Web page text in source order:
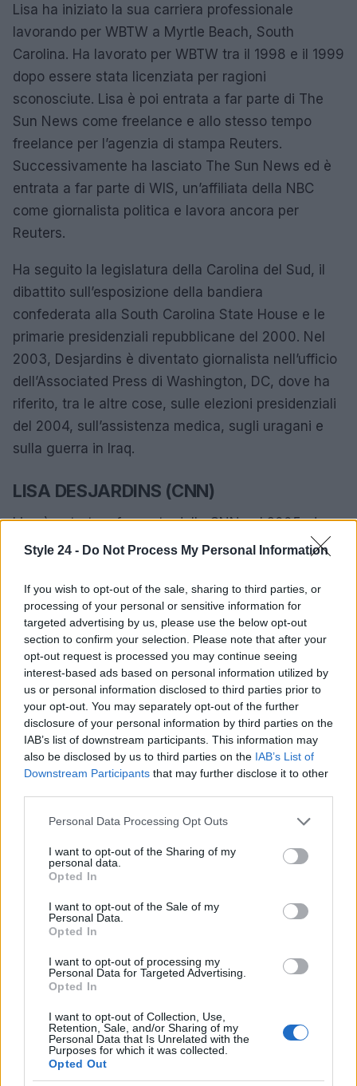
Style 24 - Do Not Process My Personal Information
If you wish to opt-out of the sale, sharing to third parties, or
processing of your personal or sensitive information for
targeted advertising by us, please use the below opt-out
section to confirm your selection. Please note that after your
opt-out request is processed you may continue seeing
interest-based ads based on personal information utilized by
us or personal information disclosed to third parties prior to
your opt-out. You may separately opt-out of the further
disclosure of your personal information by third parties on the
IAB’s list of downstream participants. This information may
also be disclosed by us to third parties on the IAB’s List of
Downstream Participants that may further disclose it to other
Please note that this website/app uses one or more Google
not limited to your visit or usage behaviour. You may click to
grant or deny consent to Google and its third-party tags to
use your data for below specified purposes in below Google
consent section.
Personal Data Processing Opt Outs
I want to opt-out of the Sharing of my
personal data.
Opted In
I want to opt-out of the Sale of my
Personal Data.
Opted In
I want to opt-out of processing my
Personal Data for Targeted Advertising.
Opted In
I want to opt-out of Collection, Use,
Retention, Sale, and/or Sharing of my
Personal Data that Is Unrelated with the
Purposes for which it was collected.
Opted Out
Lisa ha iniziato la sua carriera professionale
lavorando per WBTW a Myrtle Beach, South
Carolina. Ha lavorato per WBTW tra il 1998 e il 1999
dopo essere stata licenziata per ragioni
sconosciute. Lisa è poi entrata a far parte di The
Sun News come freelance e allo stesso tempo
freelance per l’agenzia di stampa Reuters.
Successivamente ha lasciato The Sun News ed è
entrata a far parte di WIS, un’affiliata della NBC
come giornalista politica e lavora ancora per
Reuters.
Ha seguito la legislatura della Carolina del Sud, il
dibattito sull’esposizione della bandiera
confederata alla South Carolina State House e le
primarie presidenziali repubblicane del 2000. Nel
2003, Desjardins è diventato giornalista nell’ufficio
dell’Associated Press di Washington, DC, dove ha
riferito, tra le altre cose, sulle elezioni presidenziali
del 2004, sull’assistenza medica, sugli uragani e
sulla guerra in Iraq.
LISA DESJARDINS (CNN)
Lisa è entrata a far parte della CNN nel 2005, dove
ha lavorato per CNN Radio Congress, CNN.com e
e si è trasferita alla CNN Washington, dove ha
lavorato come corrispondente da Capitol Hill.
Una delle sue copertine più memorabili include il
libro sulla finanza personale con Rick Emerson noto
come Zombie Economics. Il libro è stato pubblicato
nel maggio 2011 da Avery Publishers. Ha lasciato la
CNN nel 2014 dopo essere stata licenziata per
lavorare al suo attuale lavoro presso PBS
NewsHour.
Ha pubblicato un video su YouTube sulla sua
350.000 spettatori.
GIORNALE DELLA PBS DI LISA
DESJARDINS
Lisa attualmente lavora come reporter politica per
PBS NewsHour. È entrata a far parte della stazione
Radio. Dopo aver lavorato così duramente per
elevare gli standard di informazione politica della
PBS, è stata promossa a direttrice politica della PBS